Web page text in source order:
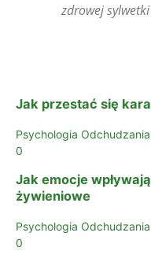
zdrowej
Jak przestać się
Psychologia Odchudzania
0
Jak emocje
żywieniowe
Psychologia Odchudzania
0